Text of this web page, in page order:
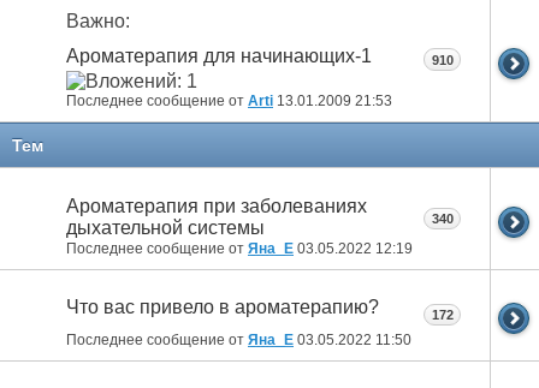
Важно:
Ароматерапия для начинающих-1
Последнее сообщение от Arti 13.01.2009 21:53
910
Тем
Ароматерапия при заболеваниях
дыхательной системы
Последнее сообщение от Яна_Е 03.05.2022 12:19
340
Что вас привело в ароматерапию?
Последнее сообщение от Яна_Е 03.05.2022 11:50
172